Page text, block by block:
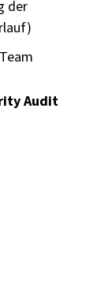
der
Audit